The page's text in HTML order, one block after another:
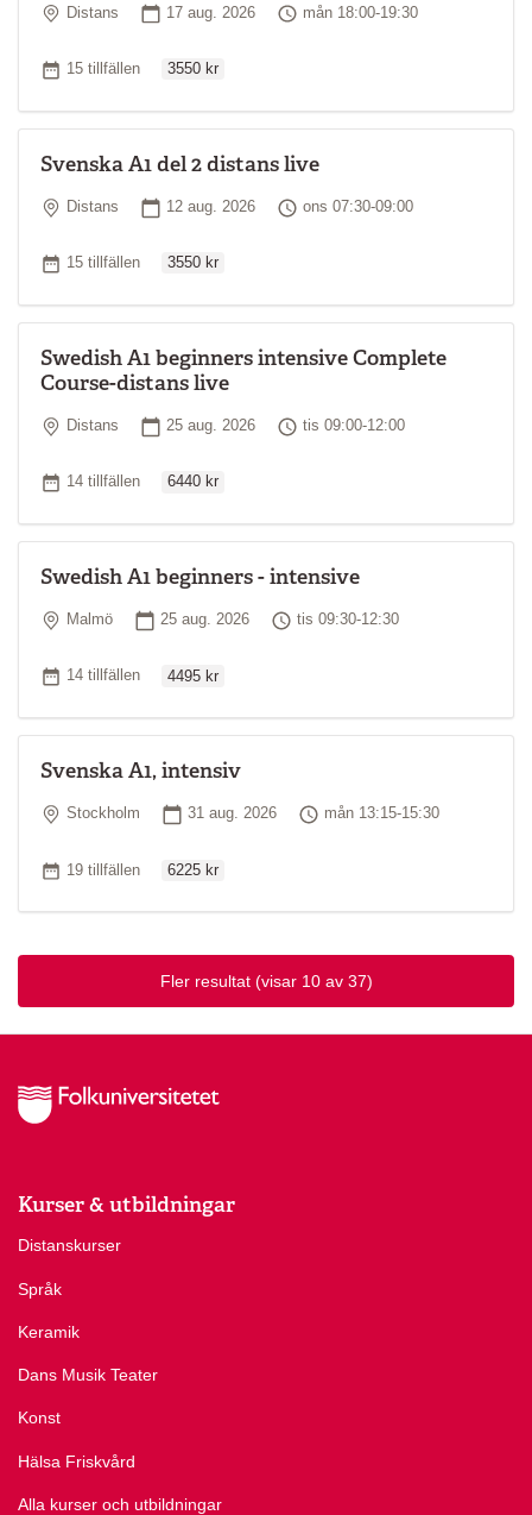
Plats
Distans Startdatum
17 aug. 2026 Tid
mån 18:00-19:30
Antal tillfällen
15 tillfällen 3550 kr
Svenska A1 del 2 distans live
Plats
Distans Startdatum
12 aug. 2026 Tid
ons 07:30-09:00
Antal tillfällen
15 tillfällen 3550 kr
Swedish A1 beginners intensive Complete
Course-distans live
Plats
Distans Startdatum
25 aug. 2026 Tid
tis 09:00-12:00
Antal tillfällen
14 tillfällen 6440 kr
Swedish A1 beginners - intensive
Plats
Malmö Startdatum
25 aug. 2026 Tid
tis 09:30-12:30
Antal tillfällen
14 tillfällen 4495 kr
Svenska A1, intensiv
Plats
Stockholm Startdatum
31 aug. 2026 Tid
mån 13:15-15:30
Antal tillfällen
19 tillfällen 6225 kr
Fler resultat (visar 10 av 37)
Kurser & utbildningar
Distanskurser
Språk
Keramik
Dans Musik Teater
Konst
Hälsa Friskvård
Alla kurser och utbildningar